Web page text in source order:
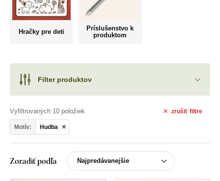
Hračky pre deti
Príslušenstvo k
produktom
Filter produktov
zrušiť filtre
Vyfiltrovaných 10 položiek
Motív: Hudba
Zoradiť podľa